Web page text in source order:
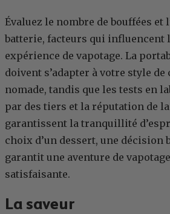
Évaluez le nombre de bouffées et
batterie, facteurs qui influencent
expérience de vapotage. La
doivent s’adapter à votre style
nomade, tandis que les tests en
par des tiers et la réputation de
garantissent la tranquillité
choix d’un dessert, une décision
garantit une aventure de
satisfaisante.
La saveur